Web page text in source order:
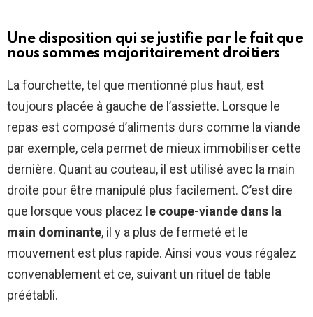
Une disposition qui se justifie par le fait que
nous sommes majoritairement droitiers
La fourchette, tel que mentionné plus haut, est
toujours placée à gauche de l’assiette. Lorsque le
repas est composé d’aliments durs comme la viande
par exemple, cela permet de mieux immobiliser cette
dernière. Quant au couteau, il est utilisé avec la main
droite pour être manipulé plus facilement. C’est dire
que lorsque vous placez le coupe-viande dans la
main dominante, il y a plus de fermeté et le
mouvement est plus rapide. Ainsi vous vous régalez
convenablement et ce, suivant un rituel de table
préétabli.